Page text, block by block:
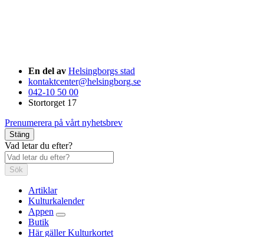
En del av Helsingborgs stad
kontaktcenter@helsingborg.se
042-10 50 00
Stortorget 17
Prenumerera på vårt nyhetsbrev
Stäng
Vad letar du efter?
Sök
Artiklar
Kulturkalender
Appen
Butik
Här gäller Kulturkortet